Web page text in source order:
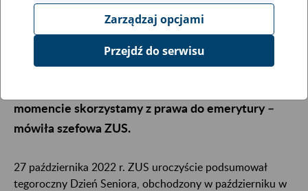
uroczystego podsumowania obchodów Dnia
Seniora w ZUS. Podczas swojego wystąpienia prof.
Gertruda Uścińska, prezes ZUS wskazywała m.in. na
korzyści finansowe wynikające z wydłużenia
momencie skorzystamy z prawa do emerytury –
mówiła szefowa ZUS.
27 października 2022 r. ZUS uroczyście podsumował
tegoroczny Dzień Seniora, obchodzony w październiku w
Zarządzaj opcjami
Przejdź do serwisu